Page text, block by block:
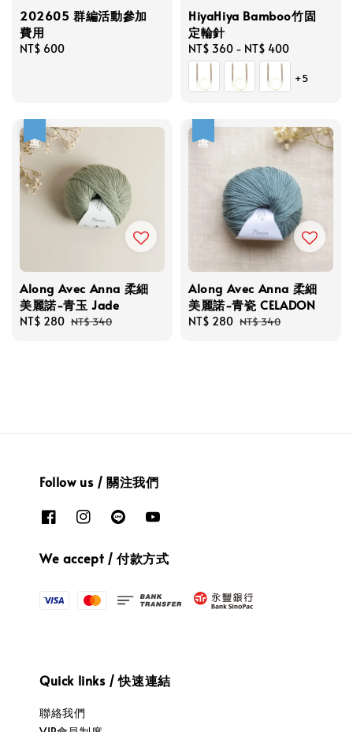
202605 群編活動參加
費用
Regular
NT$ 600
HiyaHiya Bamboo竹固
定輪針
Regular
price
NT$ 360 - NT$ 400
+5
Along Avec Anna 柔細
美麗諾-青玉 Jade
Sale
NT$ 280 Regular
NT$ 340
Along Avec Anna 柔細
美麗諾-青瓷 CELADON
Sale
NT$ 280 Regular
NT$ 340
Follow us / 關注我們
We accept / 付款方式
Quick links / 快速連結
聯絡我們